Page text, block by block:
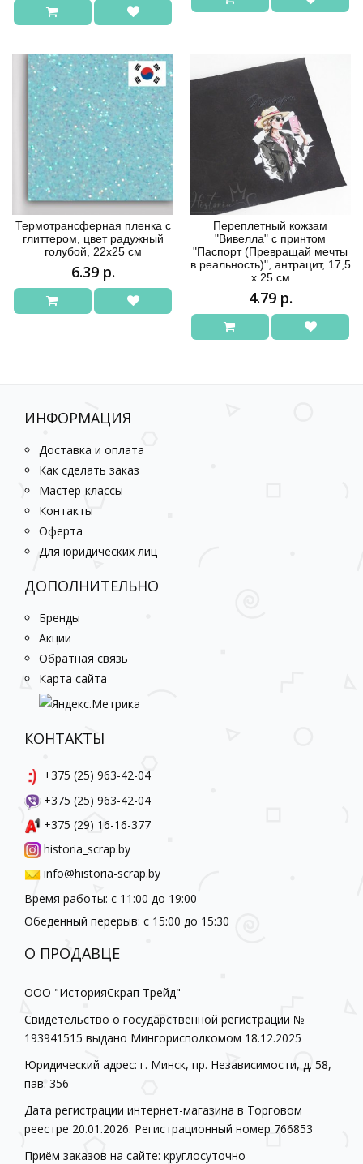
Термотрансферная пленка с
глиттером, цвет радужный
голубой, 22х25 см
6.39 р.
Переплетный кожзам
"Вивелла" с принтом
"Паспорт (Превращай мечты
в реальность)", антрацит, 17,5
х 25 см
4.79 р.
ИНФОРМАЦИЯ
Доставка и оплата
Как сделать заказ
Мастер-классы
Контакты
Оферта
Для юридических лиц
ДОПОЛНИТЕЛЬНО
Бренды
Акции
Обратная связь
Карта сайта
КОНТАКТЫ
+375 (25) 963-42-04
+375 (25) 963-42-04
+375 (29) 16-16-377
historia_scrap.by
info@historia-scrap.by
Время работы: с 11:00 до 19:00
Обеденный перерыв: с 15:00 до 15:30
О ПРОДАВЦЕ
ООО "ИсторияСкрап Трейд"
Свидетельство о государственной регистрации №
193941515 выдано Мингорисполкомом 18.12.2025
Юридический адрес: г. Минск, пр. Независимости, д. 58,
пав. 356
Дата регистрации интернет-магазина в Торговом
реестре 20.01.2026. Регистрационный номер 766853
Приём заказов на сайте: круглосуточно